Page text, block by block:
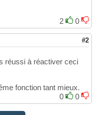
2
0
#2
réussi à réactiver ceci
fonction tant mieux.
0
0